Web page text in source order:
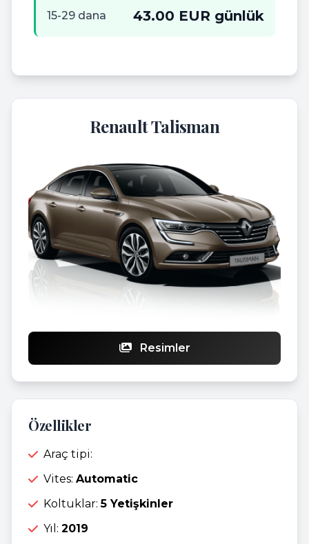
15-29 dana 43.00 EUR günlük
Renault Talisman
Resimler
Özellikler
Araç tipi:
Vites: Automatic
Koltuklar:5 Yetişkinler
Yıl: 2019